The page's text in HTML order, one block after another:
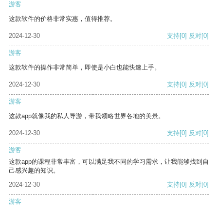
游客
这款软件的价格非常实惠，值得推荐。
2024-12-30 支持[0] 反对[0]
游客
这款软件的操作非常简单，即使是小白也能快速上手。
2024-12-30 支持[0] 反对[0]
游客
这款app就像我的私人导游，带我领略世界各地的美景。
2024-12-30 支持[0] 反对[0]
游客
这款app的课程非常丰富，可以满足我不同的学习需求，让我能够找到自
己感兴趣的知识。
2024-12-30
支持[0] 反对[0]
游客